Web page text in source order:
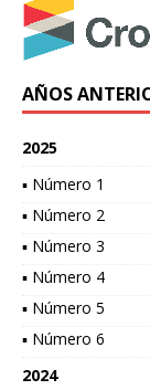
AÑOS
2025
▪ Número 1
▪ Número 2
▪ Número 3
▪ Número 4
▪ Número 5
▪ Número 6
2024